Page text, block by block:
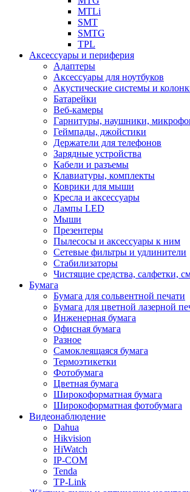
MTLi
SMT
SMTG
TPL
Аксессуары и периферия
Адаптеры
Аксессуары для ноутбуков
Акустические системы и
Батарейки
Веб-камеры
Гарнитуры, наушники,
Геймпады, джойстики
Держатели для телефонов
Зарядные устройства
Кабели и разъемы
Клавиатуры, комплекты
Коврики для мыши
Кресла и аксессуары
Лампы LED
Мыши
Презентеры
Пылесосы и аксессуары к ним
Сетевые фильтры и удлинители
Стабилизаторы
Чистящие средства, салфетки,
Бумага
Бумага для сольвентной печати
Бумага для цветной лазерной
Инженерная бумага
Офисная бумага
Разное
Самоклеящаяся бумага
Термоэтикетки
Фотобумага
Цветная бумага
Широкоформатная бумага
Широкоформатная фотобумага
Видеонаблюдение
Dahua
Hikvision
HiWatch
IP-COM
Tenda
TP-Link